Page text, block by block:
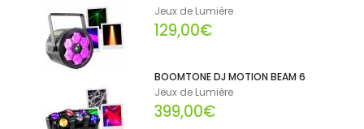
Jeux de Lumière
129,00€
BOOMTONE DJ MOTION BEAM 6
Jeux de Lumière
399,00€